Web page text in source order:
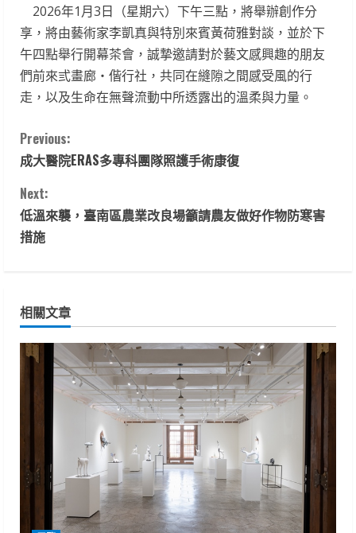
2026年1月3日（星期六）下午三點，將舉辦創作分
享，將由藝術家李凱真與特別來賓黃荷雅對談，並於下
午四點舉行開幕茶會，誠摯邀請對於藝文感興趣的朋友
們前來弎畫廊・偕行社，共同在縫隙之間感受風的行
走，以及生命在無聲流動中所透露出的溫柔與力量。
C
o
n
t
n
u
e
e
a
Previous:
成大醫院ERAS多專科團隊照護手術康復
Next:
低溫來襲，臺南區農業改良場籲請農友做好作物防寒害
措施
相關文章